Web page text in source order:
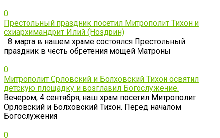
0
Престольный праздник посетил Митрополит Тихон и
схиархимандрит Илий (Ноздрин)
8 марта в нашем храме состоялся Престольный
праздник в честь обретения мощей Матроны
0
Митрополит Орловский и Болховский Тихон освятил
детскую площадку и возглавил Богослужение.
Вечером, 4 сентября, наш храм посетил Митрополит
Орловский и Болховский Тихон. Перед началом
Богослужения
0